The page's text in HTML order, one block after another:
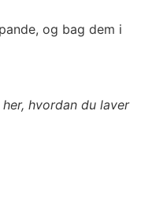
og bag dem i
hvordan du laver